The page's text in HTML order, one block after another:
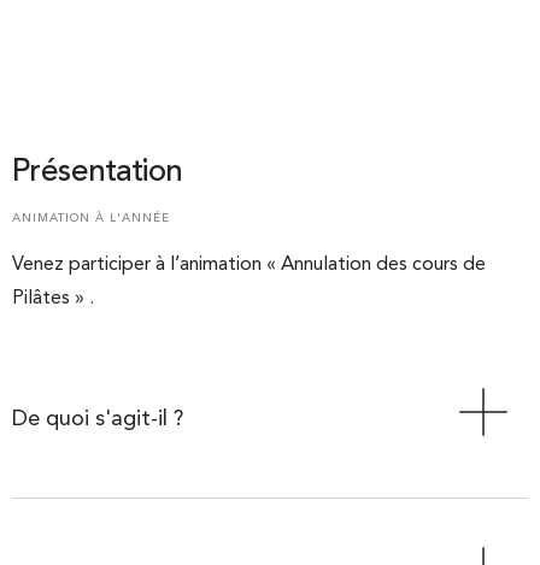
Présentation
ANIMATION À L'ANNÉE
Venez participer à l’animation « Annulation des cours de
Pilâtes » .
De quoi s'agit-il ?